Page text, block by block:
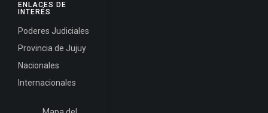
ENLACES DE
INTERÉS
Poderes Judiciales
Provincia de Jujuy
Nacionales
Internacionales